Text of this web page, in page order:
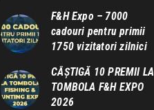
F&H Expo – 7000
cadouri pentru primii
1750 vizitatori zilnici
CÂȘTIGĂ 10 PREMII LA
TOMBOLA F&H EXPO
2026